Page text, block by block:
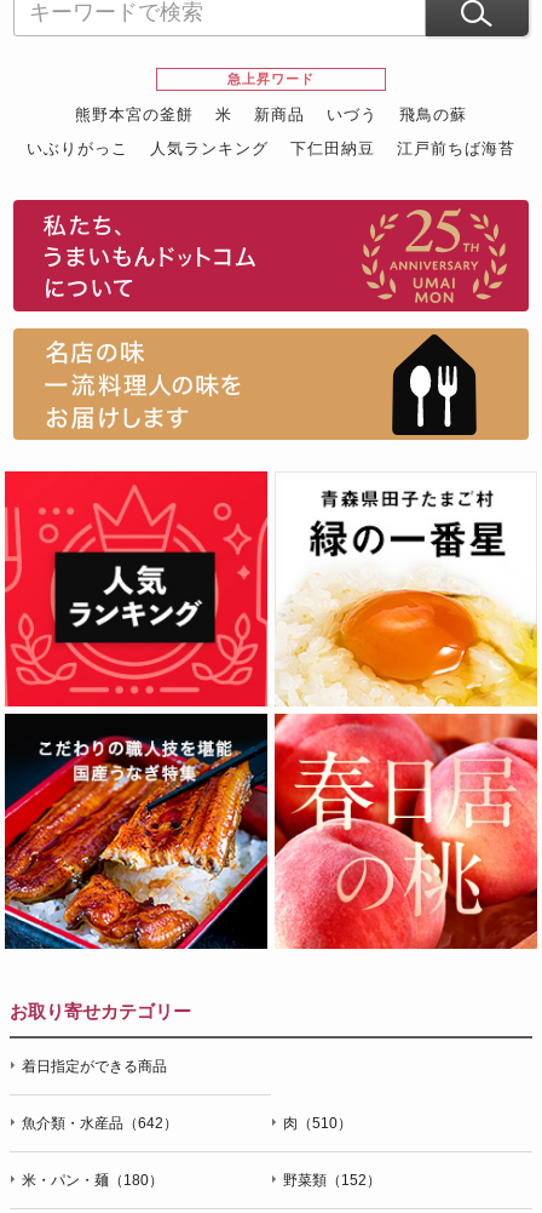
急上昇ワード
熊野本宮の釜餅 米 新商品 いづう
飛鳥の蘇
いぶりがっこ
人気ランキング 下仁田納豆
江戸前ちば海苔
お取り寄せカテゴリー
着日指定ができる商品
魚介類・水産品（642） 肉（510）
米・パン・麺（180） 野菜類（152）